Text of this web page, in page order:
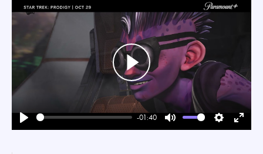
Play
-01:40
Mute SettingsEnter
Play